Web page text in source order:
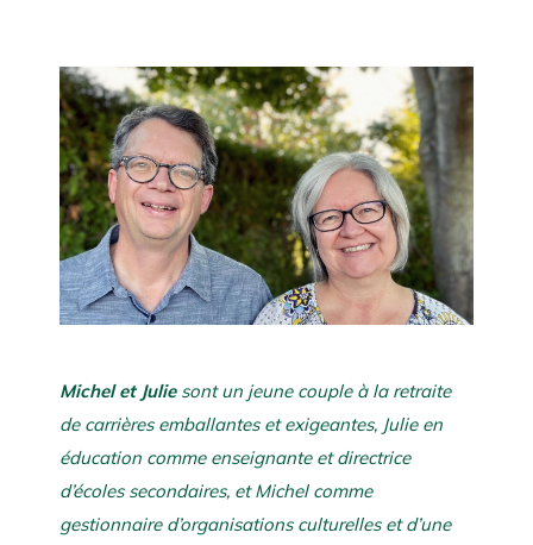
Michel et Julie sont un jeune couple à la retraite
de carrières emballantes et exigeantes, Julie en
éducation comme enseignante et directrice
d’écoles secondaires, et Michel comme
gestionnaire d’organisations culturelles et d’une